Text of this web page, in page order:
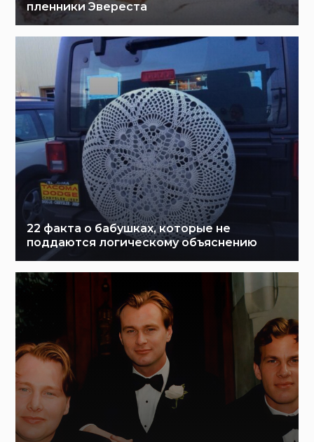
пленники Эвереста
22 факта о бабушках, которые не
поддаются логическому объяснению